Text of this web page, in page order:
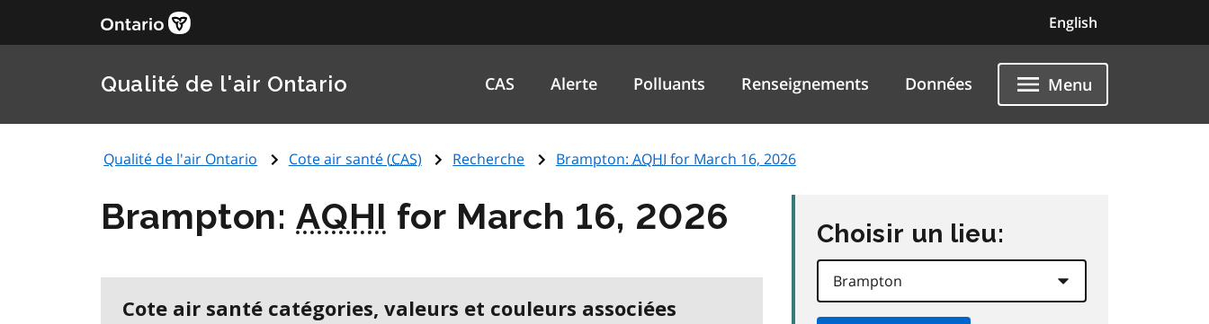
English
Qualité de l'air Ontario CAS Alerte Polluants Renseignements Données Menu
Qualité de l'air Ontario Cote air santé (CAS) Recherche Brampton: AQHI for March 16, 2026
Brampton:AQHI for March 16, 2026
Cote air santé catégories, valeurs et couleurs associées
Choisir un lieu: